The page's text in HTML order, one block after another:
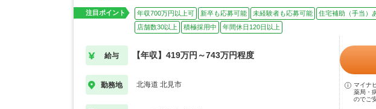
注目ポイント 年収700万円以上可 新卒も応募可能 未経験者も応募可能 住宅補助（手当）
店舗数30以上
積極採用中 年間休日120日以上
給与 【年収】419万円～743万円程度
勤務地 北海道 北見市
マイナ
薬局・
のでご